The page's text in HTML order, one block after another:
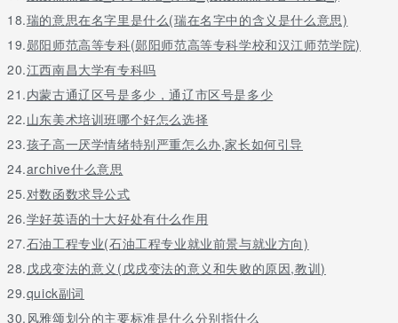
18.瑞的意思在名字里是什么(瑞在名字中的含义是什么意思)
19.郧阳师范高等专科(郧阳师范高等专科学校和汉江师范学院)
20.江西南昌大学有专科吗
21.内蒙古通辽区号是多少，通辽市区号是多少
22.山东美术培训班哪个好怎么选择
23.孩子高一厌学情绪特别严重怎么办,家长如何引导
24.archive什么意思
25.对数函数求导公式
26.学好英语的十大好处有什么作用
27.石油工程专业(石油工程专业就业前景与就业方向)
28.戊戌变法的意义(戊戌变法的意义和失败的原因,教训)
29.quick副词
30. 风雅颂划分的主要标准是什么分别指什么